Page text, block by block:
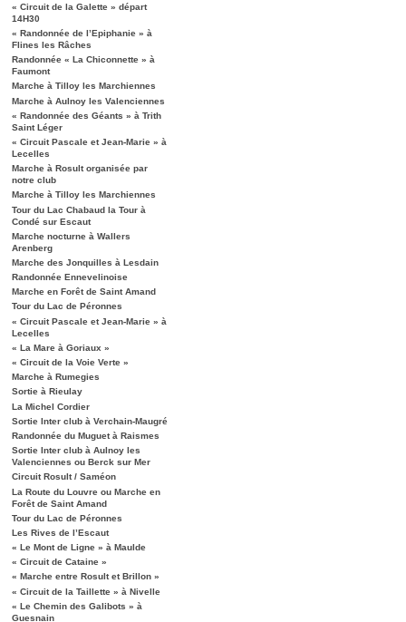
« Circuit de la Galette » départ
14H30
« Randonnée de l’Epiphanie » à
Flines les Râches
Randonnée « La Chiconnette » à
Faumont
Marche à Tilloy les Marchiennes
Marche à Aulnoy les Valenciennes
« Randonnée des Géants » à Trith
Saint Léger
« Circuit Pascale et Jean-Marie » à
Lecelles
Marche à Rosult organisée par
notre club
Marche à Tilloy les Marchiennes
Tour du Lac Chabaud la Tour à
Condé sur Escaut
Marche nocturne à Wallers
Arenberg
Marche des Jonquilles à Lesdain
Randonnée Ennevelinoise
Marche en Forêt de Saint Amand
Tour du Lac de Péronnes
« Circuit Pascale et Jean-Marie » à
Lecelles
« La Mare à Goriaux »
« Circuit de la Voie Verte »
Marche à Rumegies
Sortie à Rieulay
La Michel Cordier
Sortie Inter club à Verchain-Maugré
Randonnée du Muguet à Raismes
Sortie Inter club à Aulnoy les
Valenciennes ou Berck sur Mer
Circuit Rosult / Saméon
La Route du Louvre ou Marche en
Forêt de Saint Amand
Tour du Lac de Péronnes
Les Rives de l’Escaut
« Le Mont de Ligne » à Maulde
« Circuit de Cataine »
« Marche entre Rosult et Brillon »
« Circuit de la Taillette » à Nivelle
« Le Chemin des Galibots » à
Guesnain